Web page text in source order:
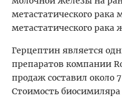
метастатического
метастатического рака
Герцептин является
препаратов компании
продаж составил около
Стоимость